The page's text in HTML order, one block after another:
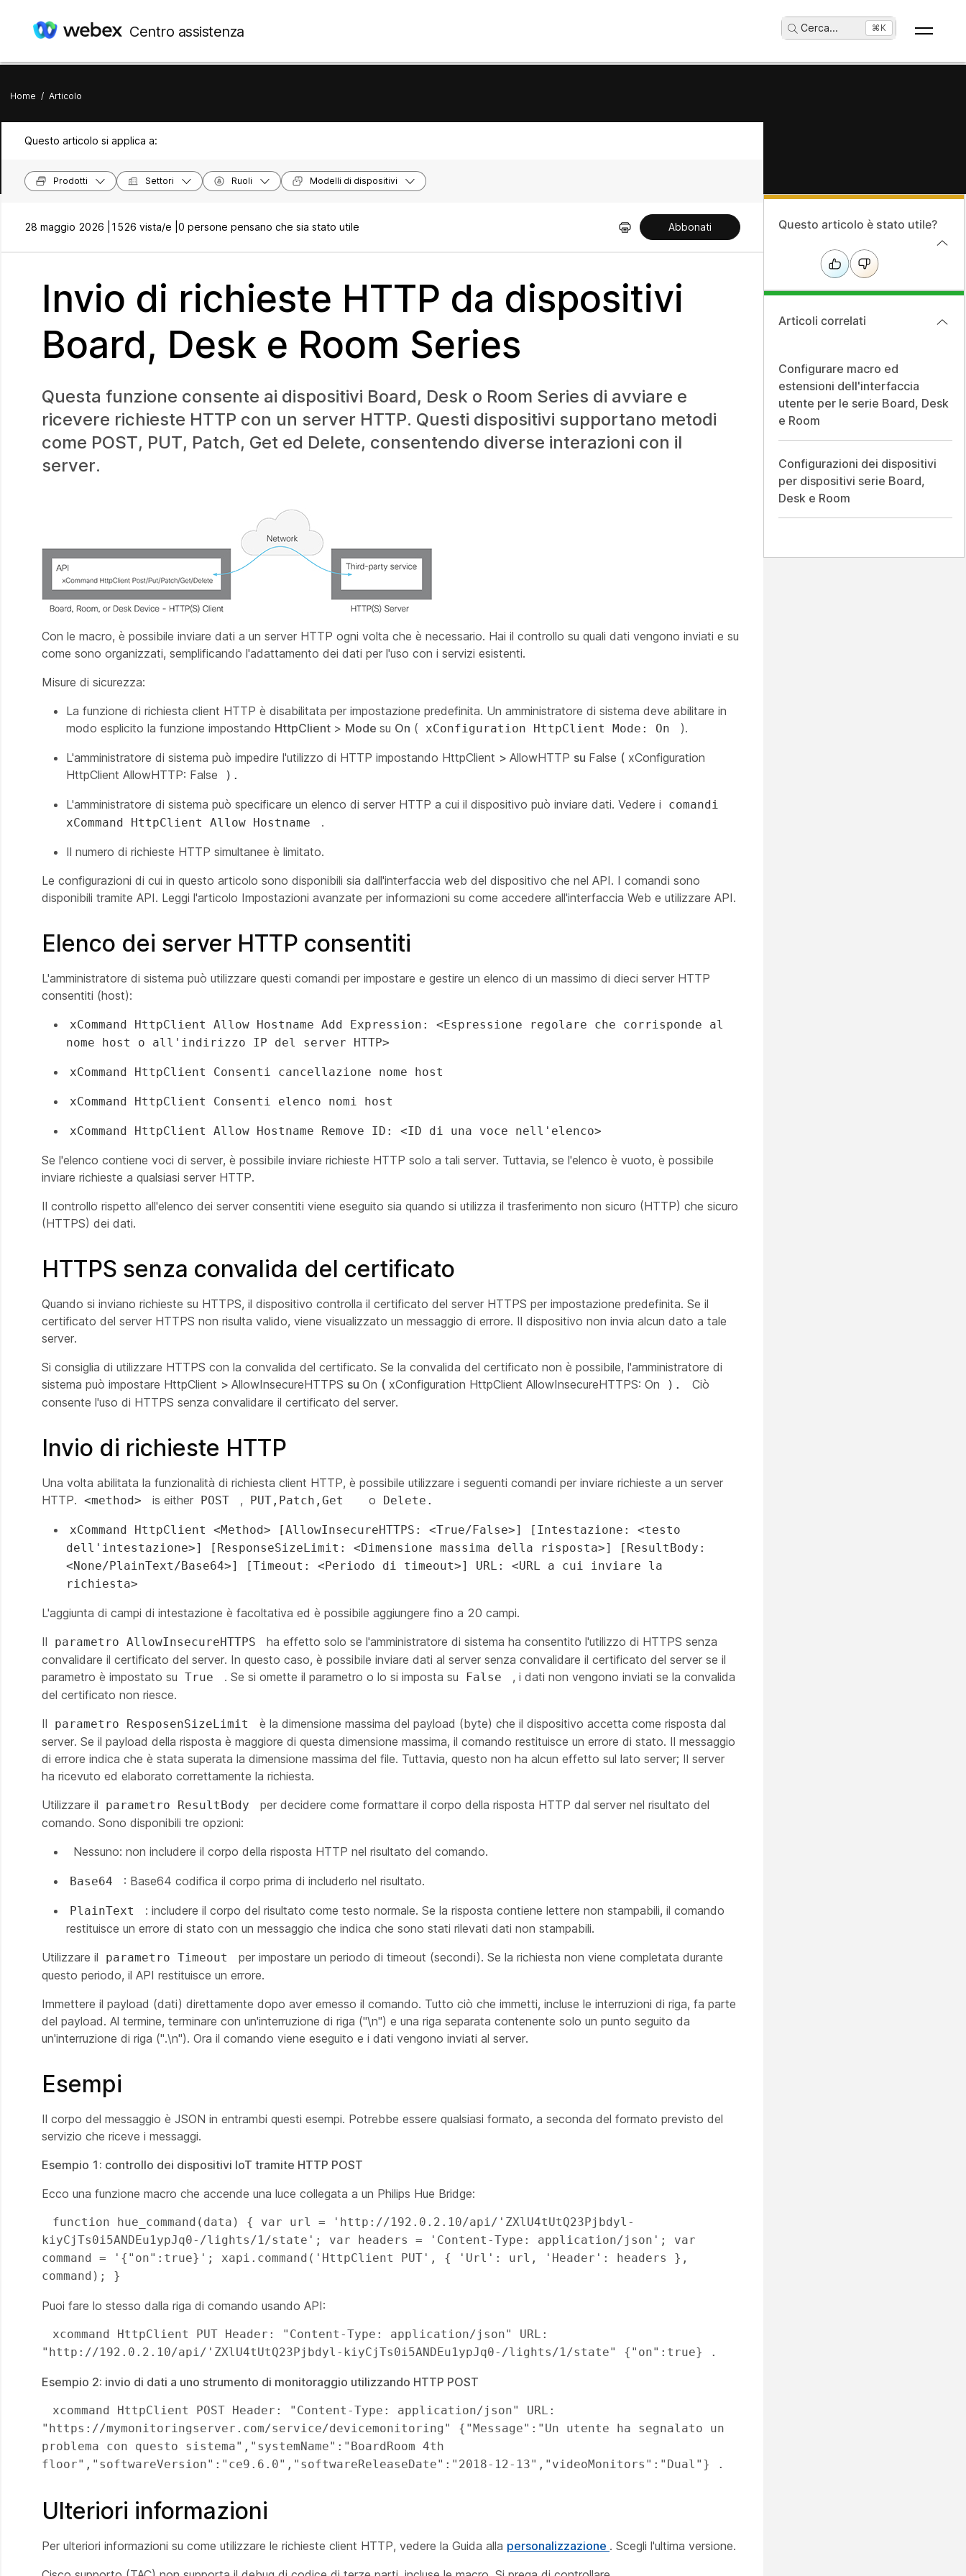
Centro assistenza Cerca... ⌘K
Home / Articolo
Questo articolo si applica a:
Prodotti Settori Ruoli Modelli di dispositivi
28 maggio 2026 | 1526 vista/e | 0 persone pensano che sia stato utile Abbonati
Invio di richieste HTTP da dispositivi
Board, Desk e Room Series
Questa funzione consente ai dispositivi Board, Desk o Room Series di avviare e
ricevere richieste HTTP con un server HTTP. Questi dispositivi supportano metodi
come POST, PUT, Patch, Get ed Delete, consentendo diverse interazioni con il
server.
Con le macro, è possibile inviare dati a un server HTTP ogni volta che è necessario. Hai il controllo su quali dati vengono inviati e su
come sono organizzati, semplificando l'adattamento dei dati per l'uso con i servizi esistenti.
Misure di sicurezza:
La funzione di richiesta client HTTP è disabilitata per impostazione predefinita. Un amministratore di sistema deve abilitare in
modo esplicito la funzione impostando HttpClient > Mode su On ( xConfiguration HttpClient Mode: On ).
L'amministratore di sistema può impedire l'utilizzo di HTTP impostando HttpClient > AllowHTTP su False ( xConfiguration
HttpClient AllowHTTP: False
).
L'amministratore di sistema può specificare un elenco di server HTTP a cui il dispositivo può inviare dati. Vedere i
comandi
xCommand HttpClient Allow Hostname
.
Il numero di richieste HTTP simultanee è limitato.
Le configurazioni di cui in questo articolo sono disponibili sia dall'interfaccia web del dispositivo che nel API. I comandi sono
disponibili tramite API. Leggi l'articolo Impostazioni avanzate per informazioni su come accedere all'interfaccia Web e utilizzare API.
Elenco dei server HTTP consentiti
L'amministratore di sistema può utilizzare questi comandi per impostare e gestire un elenco di un massimo di dieci server HTTP
consentiti (host):
xCommand HttpClient Allow Hostname Add Expression: <Espressione regolare che corrisponde al
nome host o all'indirizzo IP del server HTTP>
xCommand HttpClient Consenti cancellazione nome host
xCommand HttpClient Consenti elenco nomi host
xCommand HttpClient Allow Hostname Remove ID: <ID di una voce nell'elenco>
Se l'elenco contiene voci di server, è possibile inviare richieste HTTP solo a tali server. Tuttavia, se l'elenco è vuoto, è possibile
inviare richieste a qualsiasi server HTTP.
Il controllo rispetto all'elenco dei server consentiti viene eseguito sia quando si utilizza il trasferimento non sicuro (HTTP) che sicuro
(HTTPS) dei dati.
HTTPS senza convalida del certificato
Quando si inviano richieste su HTTPS, il dispositivo controlla il certificato del server HTTPS per impostazione predefinita. Se il
certificato del server HTTPS non risulta valido, viene visualizzato un messaggio di errore. Il dispositivo non invia alcun dato a tale
server.
Si consiglia di utilizzare HTTPS con la convalida del certificato. Se la convalida del certificato non è possibile, l'amministratore di
sistema può impostare HttpClient > AllowInsecureHTTPS su On ( xConfiguration HttpClient AllowInsecureHTTPS: On ).
Ciò
consente l'uso di HTTPS senza convalidare il certificato del server.
Invio di richieste HTTP
Una volta abilitata la funzionalità di richiesta client HTTP, è possibile utilizzare i seguenti comandi per inviare richieste a un server
HTTP. <method> is either POST , PUT,Patch,Get o Delete.
xCommand HttpClient <Method> [AllowInsecureHTTPS: <True/False>] [Intestazione: <testo
dell'intestazione>] [ResponseSizeLimit: <Dimensione massima della risposta>] [ResultBody:
<None/PlainText/Base64>] [Timeout: <Periodo di timeout>] URL: <URL a cui inviare la
richiesta>
L'aggiunta di campi di intestazione è facoltativa ed è possibile aggiungere fino a 20 campi.
Il
parametro AllowInsecureHTTPS
ha effetto solo se l'amministratore di sistema ha consentito l'utilizzo di HTTPS senza
convalidare il certificato del server. In questo caso, è possibile inviare dati al server senza convalidare il certificato del server se il
parametro è impostato su True . Se si omette il parametro o lo si imposta su False
, i dati non vengono inviati se la convalida
del certificato non riesce.
Il
parametro ResposenSizeLimit
è la dimensione massima del payload (byte) che il dispositivo accetta come risposta dal
server. Se il payload della risposta è maggiore di questa dimensione massima, il comando restituisce un errore di stato. Il messaggio
di errore indica che è stata superata la dimensione massima del file. Tuttavia, questo non ha alcun effetto sul lato server; Il server
ha ricevuto ed elaborato correttamente la richiesta.
Utilizzare il
parametro ResultBody
per decidere come formattare il corpo della risposta HTTP dal server nel risultato del
comando. Sono disponibili tre opzioni:
Nessuno: non includere il corpo della risposta HTTP nel risultato del comando.
Base64 : Base64 codifica il corpo prima di includerlo nel risultato.
PlainText
: includere il corpo del risultato come testo normale. Se la risposta contiene lettere non stampabili, il comando
restituisce un errore di stato con un messaggio che indica che sono stati rilevati dati non stampabili.
Utilizzare il
parametro Timeout
per impostare un periodo di timeout (secondi). Se la richiesta non viene completata durante
questo periodo, il API restituisce un errore.
Immettere il payload (dati) direttamente dopo aver emesso il comando. Tutto ciò che immetti, incluse le interruzioni di riga, fa parte
del payload. Al termine, terminare con un'interruzione di riga ("\n") e una riga separata contenente solo un punto seguito da
un'interruzione di riga (".\n"). Ora il comando viene eseguito e i dati vengono inviati al server.
Esempi
Il corpo del messaggio è JSON in entrambi questi esempi. Potrebbe essere qualsiasi formato, a seconda del formato previsto del
servizio che riceve i messaggi.
Esempio 1: controllo dei dispositivi IoT tramite HTTP POST
Ecco una funzione macro che accende una luce collegata a un Philips Hue Bridge:
kiyCjTs0i5ANDEu1ypJq0-/lights/1/state'; var headers = 'Content-Type: application/json'; var
command = '{"on":true}'; xapi.command('HttpClient PUT', { 'Url': url, 'Header': headers },
command); }
Puoi fare lo stesso dalla riga di comando usando API:
"http://192.0.2.10/api/'ZXlU4tUtQ23Pjbdyl-kiyCjTs0i5ANDEu1ypJq0-/lights/1/state" {"on":true} .
Esempio 2: invio di dati a uno strumento di monitoraggio utilizzando HTTP POST
"https://mymonitoringserver.com/service/devicemonitoring" {"Message":"Un utente ha segnalato un
problema con questo sistema","systemName":"BoardRoom 4th
floor","softwareVersion":"ce9.6.0","softwareReleaseDate":"2018-12-13","videoMonitors":"Dual"} .
Ulteriori informazioni
Per ulteriori informazioni su come utilizzare le richieste client HTTP, vedere la Guida alla personalizzazione . Scegli l'ultima versione.
Questo articolo è stato utile?
Articoli correlati
Configurare macro ed
estensioni dell'interfaccia
utente per le serie Board, Desk
e Room
Configurazioni dei dispositivi
per dispositivi serie Board,
Desk e Room